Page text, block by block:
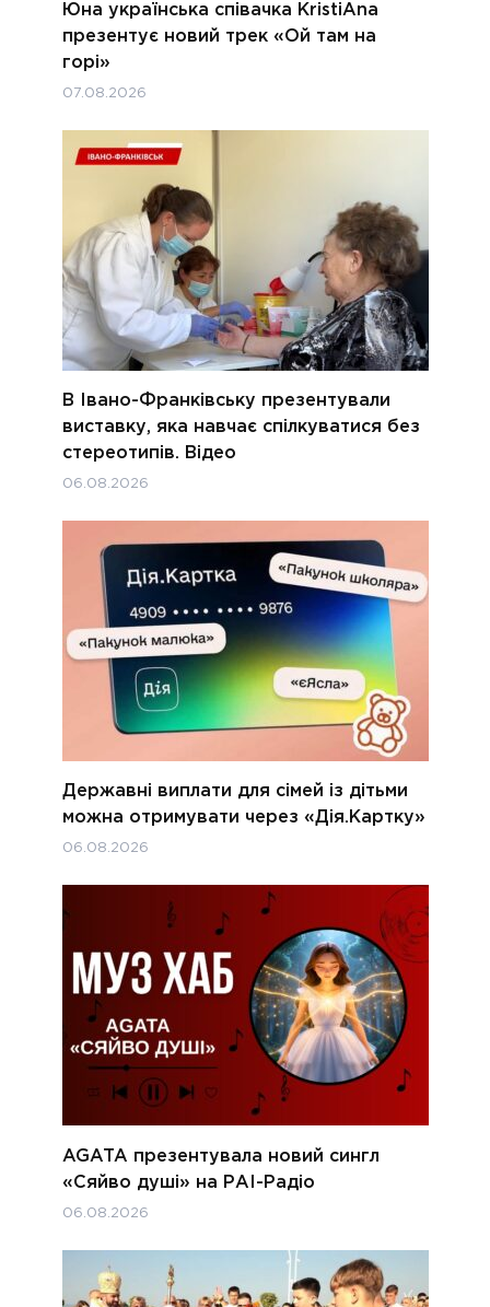
Юна українська співачка KristiAna
презентує новий трек «Ой там на
горі»
07.08.2026
В Івано-Франківську презентували
виставку, яка навчає спілкуватися без
стереотипів. Відео
06.08.2026
Державні виплати для сімей із дітьми
можна отримувати через «Дія.Картку»
06.08.2026
AGATA презентувала новий сингл
«Сяйво душі» на РАІ-Радіо
06.08.2026